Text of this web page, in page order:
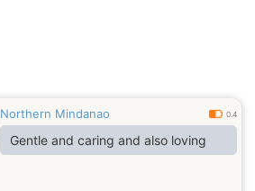
Northern Mindanao 0.4
Gentle and caring and also loving